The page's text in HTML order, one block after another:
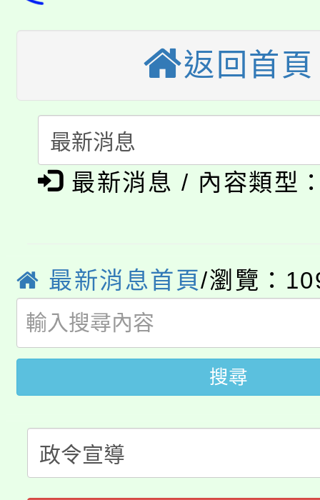
半價優惠，詳情可洽有
者。
份教師增能研習
大溪自造教育及科技
會
115年食農教育專業人
程
「本色祭」8/29、30在
場熱烈登場!
8/21下午1時於龍潭區
局官網。
8月14至27日，桃園電
開!
115年桃園市運動會8/
田徑場及游泳池舉行。
桃園市低收入戶享有免
視費優惠，中低收入戶
者。
大園自造教育及科技
份教師研習
淨零綠生活教案入校路
會
115年食農教育專業人
返回首頁
最新消息 / 內容類型
最新消息首頁/瀏覽：
搜尋